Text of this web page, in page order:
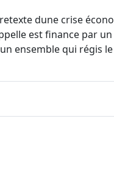
dune crise
est finance par
ensemble qui régis